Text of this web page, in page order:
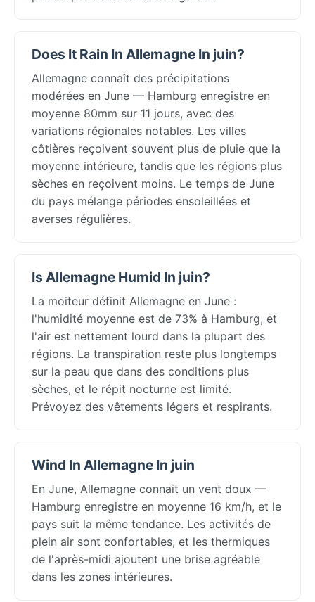
Does It Rain In Allemagne In juin?
Allemagne connaît des précipitations
modérées en June — Hamburg enregistre en
moyenne 80mm sur 11 jours, avec des
variations régionales notables. Les villes
côtières reçoivent souvent plus de pluie que la
moyenne intérieure, tandis que les régions plus
sèches en reçoivent moins. Le temps de June
du pays mélange périodes ensoleillées et
averses régulières.
Is Allemagne Humid In juin?
La moiteur définit Allemagne en June :
l'humidité moyenne est de 73% à Hamburg, et
l'air est nettement lourd dans la plupart des
régions. La transpiration reste plus longtemps
sur la peau que dans des conditions plus
sèches, et le répit nocturne est limité.
Prévoyez des vêtements légers et respirants.
Wind In Allemagne In juin
En June, Allemagne connaît un vent doux —
Hamburg enregistre en moyenne 16 km/h, et le
pays suit la même tendance. Les activités de
plein air sont confortables, et les thermiques
de l'après-midi ajoutent une brise agréable
dans les zones intérieures.